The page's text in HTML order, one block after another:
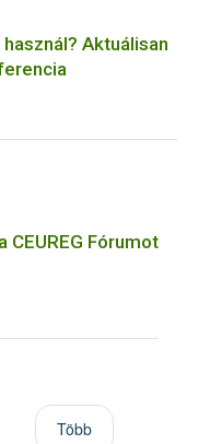
Aktuálisan
Fórumot
Több